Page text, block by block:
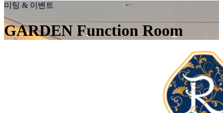
미팅 & 이벤트
GARDEN Function Room